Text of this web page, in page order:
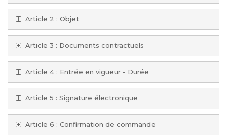
Article 2 : Objet
Article 3 : Documents contractuels
Article 4 : Entrée en vigueur - Durée
Article 5 : Signature électronique
Article 6 : Confirmation de commande